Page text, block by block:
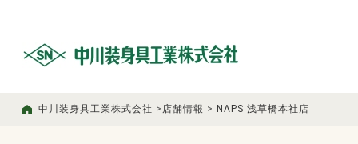
中川装身具工業株式会社 > 店舗情報 > NAPS 浅草橋本社店